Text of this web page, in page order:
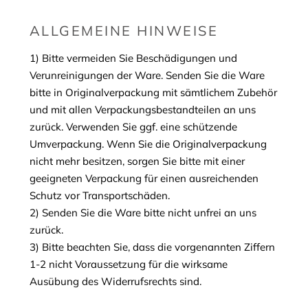
ALLGEMEINE HINWEISE
1) Bitte vermeiden Sie Beschädigungen und
Verunreinigungen der Ware. Senden Sie die Ware
bitte in Originalverpackung mit sämtlichem Zubehör
und mit allen Verpackungsbestandteilen an uns
zurück. Verwenden Sie ggf. eine schützende
Umverpackung. Wenn Sie die Originalverpackung
nicht mehr besitzen, sorgen Sie bitte mit einer
geeigneten Verpackung für einen ausreichenden
Schutz vor Transportschäden.
2) Senden Sie die Ware bitte nicht unfrei an uns
zurück.
3) Bitte beachten Sie, dass die vorgenannten Ziffern
1-2 nicht Voraussetzung für die wirksame
Ausübung des Widerrufsrechts sind.